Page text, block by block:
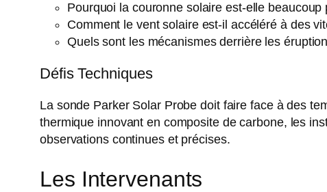
Pourquoi la couronne solaire est-elle
Comment le vent solaire est-il accéléré à des
Quels sont les mécanismes derrière les
Défis Techniques
La sonde Parker Solar Probe doit faire face à des
thermique innovant en composite de carbone, les
observations continues et précises.
Les Intervenants